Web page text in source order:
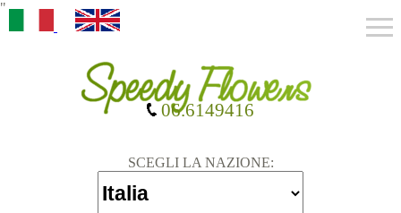
"
SCEGLI LA NAZIONE:
06.6149416